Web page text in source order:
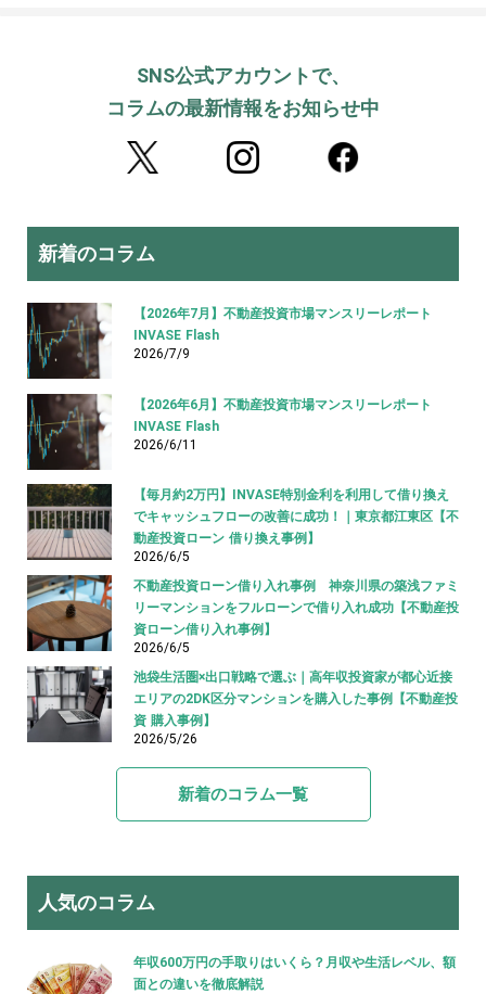
SNS公式アカウントで、
コラムの最新情報をお知らせ中
新着のコラム
【2026年7月】不動産投資市場マンスリーレポート
INVASE Flash
2026/7/9
【2026年6月】不動産投資市場マンスリーレポート
INVASE Flash
2026/6/11
【毎月約2万円】INVASE特別金利を利用して借り換え
でキャッシュフローの改善に成功！｜東京都江東区【不
動産投資ローン 借り換え事例】
2026/6/5
不動産投資ローン借り入れ事例 神奈川県の築浅ファミ
リーマンションをフルローンで借り入れ成功【不動産投
資ローン借り入れ事例】
2026/6/5
池袋生活圏×出口戦略で選ぶ｜高年収投資家が都心近接
エリアの2DK区分マンションを購入した事例【不動産投
資 購入事例】
2026/5/26
新着のコラム一覧
人気のコラム
年収600万円の手取りはいくら？月収や生活レベル、額
面との違いを徹底解説